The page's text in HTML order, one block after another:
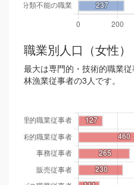
職業別人口（女性）
最大は専門的・技術的職業
林漁業従事者の3人です。